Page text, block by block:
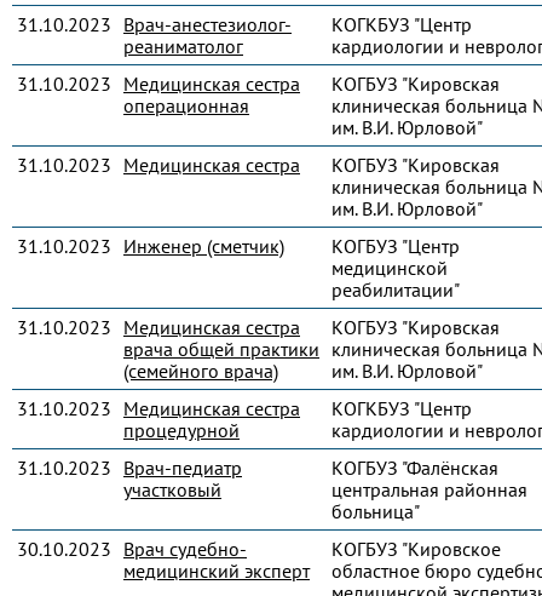
31.10.2023 Врач-анестезиолог-
реаниматолог
КОГКБУЗ "Центр
кардиологии и
31.10.2023 Медицинская сестра
операционная
КОГБУЗ "Кировская
клиническая больница
им. В.И. Юрловой"
31.10.2023 Медицинская сестра
КОГБУЗ "Кировская
клиническая больница
им. В.И. Юрловой"
31.10.2023 Инженер (сметчик)
КОГБУЗ "Центр
медицинской
реабилитации"
31.10.2023 Медицинская сестра
врача общей практики
(семейного врача)
КОГБУЗ "Кировская
клиническая больница
им. В.И. Юрловой"
31.10.2023 Медицинская сестра
процедурной
КОГКБУЗ "Центр
кардиологии и
31.10.2023 Врач-педиатр
участковый
КОГБУЗ "Фалёнская
центральная районная
больница"
30.10.2023 Врач судебно-
медицинский эксперт
КОГБУЗ "Кировское
областное бюро